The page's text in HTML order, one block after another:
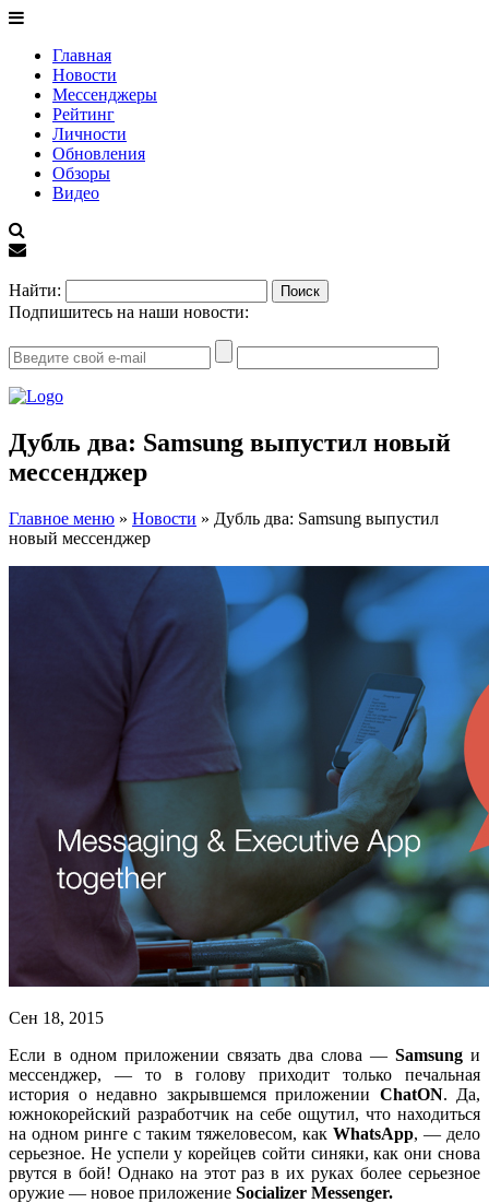
Главная
Новости
Мессенджеры
Рейтинг
Личности
Обновления
Обзоры
Видео
Найти:
Подпишитесь на наши новости:
Дубль два: Samsung выпустил новый
мессенджер
Главное меню » Новости » Дубль два: Samsung выпустил
новый мессенджер
Сен 18, 2015
Если в одном приложении связать два слова — Samsung и
мессенджер, — то в голову приходит только печальная
история о недавно закрывшемся приложении ChatON. Да,
южнокорейский разработчик на себе ощутил, что находиться
на одном ринге с таким тяжеловесом, как WhatsApp, — дело
серьезное. Не успели у корейцев сойти синяки, как они снова
рвутся в бой! Однако на этот раз в их руках более серьезное
оружие — новое приложение Socializer Messenger.